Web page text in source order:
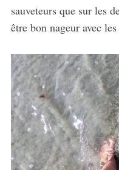
sauveteurs que sur les
être bon nageur avec